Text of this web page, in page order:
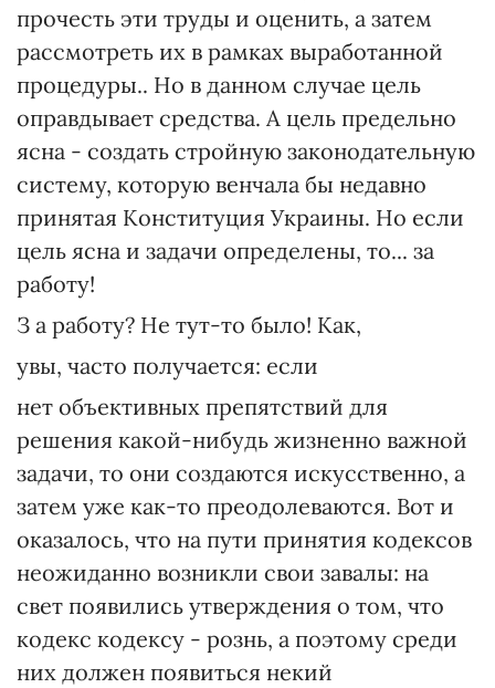
прочесть эти труды и оценить, а затем
рассмотреть их в рамках выработанной
процедуры.. Но в данном случае цель
оправдывает средства. А цель предельно
ясна - создать стройную законодательную
систему, которую венчала бы недавно
принятая Конституция Украины. Но если
цель ясна и задачи определены, то... за
работу!
З а работу? Не тут-то было! Как,
увы, часто получается: если
нет объективных препятствий для
решения какой-нибудь жизненно важной
задачи, то они создаются искусственно, а
затем уже как-то преодолеваются. Вот и
оказалось, что на пути принятия кодексов
неожиданно возникли свои завалы: на
свет появились утверждения о том, что
кодекс кодексу - рознь, а поэтому среди
них должен появиться некий